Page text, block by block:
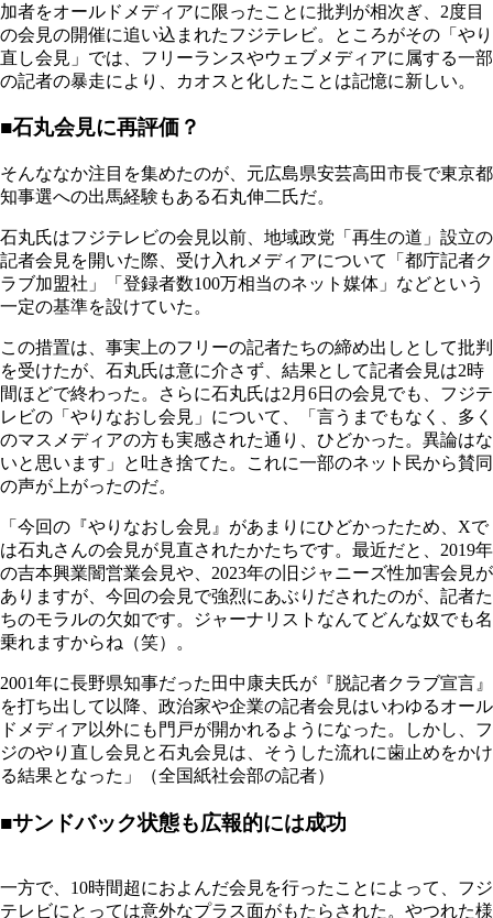
加者をオールドメディアに限ったことに批判が相次ぎ、2度目
の会見の開催に追い込まれたフジテレビ。ところがその「やり
直し会見」では、フリーランスやウェブメディアに属する一部
の記者の暴走により、カオスと化したことは記憶に新しい。
■石丸会見に再評価？
そんななか注目を集めたのが、元広島県安芸高田市長で東京都
知事選への出馬経験もある石丸伸二氏だ。
石丸氏はフジテレビの会見以前、地域政党「再生の道」設立の
記者会見を開いた際、受け入れメディアについて「都庁記者ク
ラブ加盟社」「登録者数100万相当のネット媒体」などという
一定の基準を設けていた。
この措置は、事実上のフリーの記者たちの締め出しとして批判
を受けたが、石丸氏は意に介さず、結果として記者会見は2時
間ほどで終わった。さらに石丸氏は2月6日の会見でも、フジテ
レビの「やりなおし会見」について、「言うまでもなく、多く
のマスメディアの方も実感された通り、ひどかった。異論はな
いと思います」と吐き捨てた。これに一部のネット民から賛同
の声が上がったのだ。
「今回の『やりなおし会見』があまりにひどかったため、Xで
は石丸さんの会見が見直されたかたちです。最近だと、2019年
の吉本興業闇営業会見や、2023年の旧ジャニーズ性加害会見が
ありますが、今回の会見で強烈にあぶりだされたのが、記者た
ちのモラルの欠如です。ジャーナリストなんてどんな奴でも名
乗れますからね（笑）。
2001年に長野県知事だった田中康夫氏が『脱記者クラブ宣言』
を打ち出して以降、政治家や企業の記者会見はいわゆるオール
ドメディア以外にも門戸が開かれるようになった。しかし、フ
ジのやり直し会見と石丸会見は、そうした流れに歯止めをかけ
る結果となった」（全国紙社会部の記者）
■サンドバック状態も広報的には成功
一方で、10時間超におよんだ会見を行ったことによって、フジ
テレビにとっては意外なプラス面がもたらされた。やつれた様